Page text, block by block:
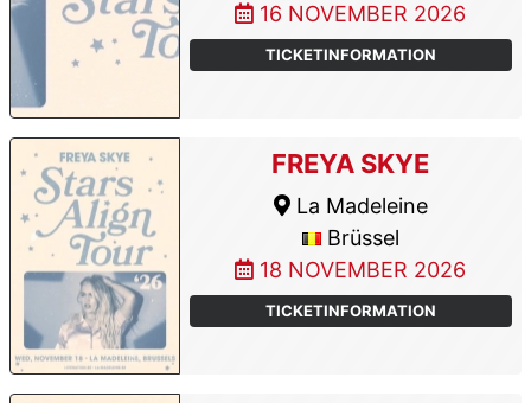
16 NOVEMBER 2026
TICKETINFORMATION
FREYA SKYE
La Madeleine
Brüssel
18 NOVEMBER 2026
TICKETINFORMATION